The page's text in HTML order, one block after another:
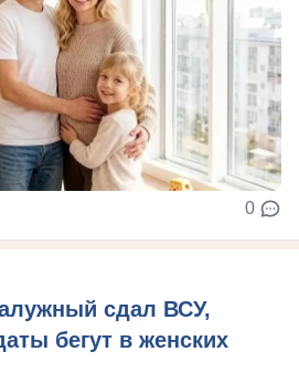
0
сдал ВСУ,
бегут в женских